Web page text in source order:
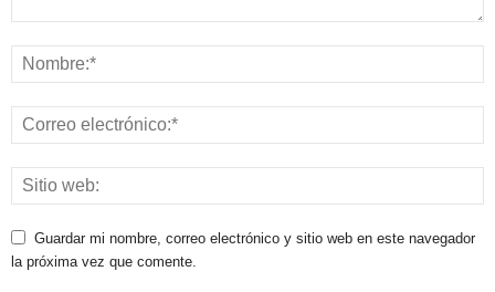
Guardar mi nombre, correo electrónico y sitio web en este navegador
la próxima vez que comente.